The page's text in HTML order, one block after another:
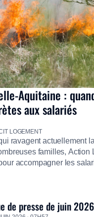
Aquitaine :
aux salariés
LOGEMENT
ravagent actuellement
familles, Action
accompagner les
de presse de juin 2026